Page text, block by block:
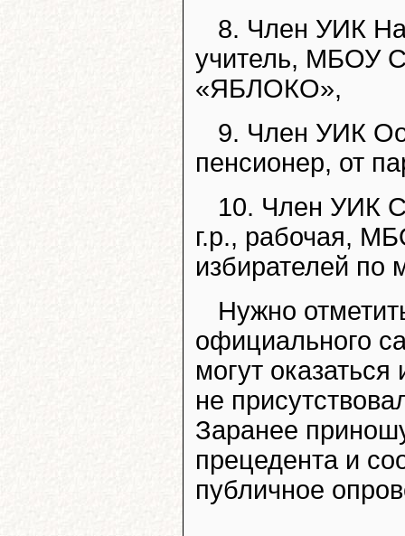
8. Член УИК
учитель, МБОУ
«ЯБЛОКО»,
9. Член УИК
пенсионер, от
10. Член УИК
г.р., рабочая,
избирателей по
Нужно
официального
могут
не
Заранее
прецедента и
публичное